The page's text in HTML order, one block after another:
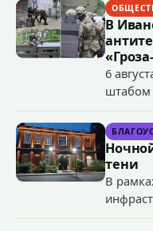
В
6
штабом
«Гроза-
тени
В